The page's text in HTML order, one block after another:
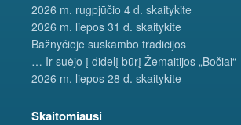
2026 m. rugpjūčio 4 d. skaitykite
2026 m. liepos 31 d. skaitykite
Bažnyčioje suskambo tradicijos
… Ir suėjo į didelį būrį Žemaitijos „Bočiai“
2026 m. liepos 28 d. skaitykite
Skaitomiausi